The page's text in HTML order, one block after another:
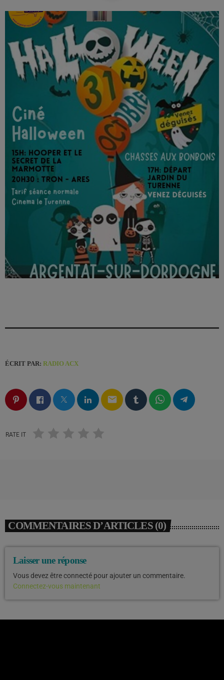
ÉCRIT PAR: RADIO ACX
email
RATE IT
COMMENTAIRES D’ARTICLES (0)
Laisser une réponse
Vous devez être connecté pour ajouter un commentaire.
Connectez-vous maintenant